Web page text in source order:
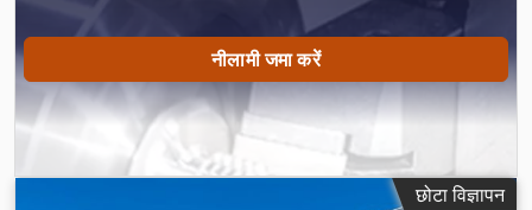
नीलामी जमा करें
छोटा विज्ञापन